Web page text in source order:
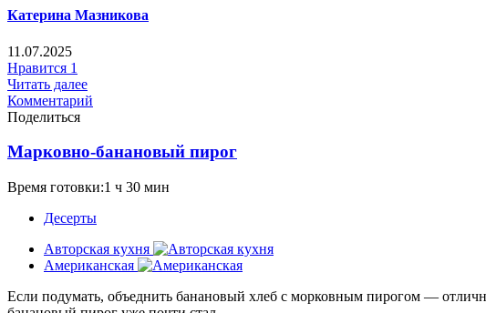
Катерина Мазникова
11.07.2025
Нравится 1
Читать далее
Комментарий
Поделиться
Марковно-банановый пирог
Время готовки:1 ч 30 мин
Десерты
Авторская кухня
Американская
Если подумать, объеднить банановый хлеб с морковным пирогом —